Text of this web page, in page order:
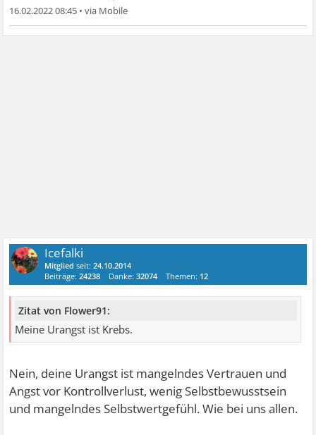
16.02.2022 08:45 •
Icefalki
Mitglied seit:24.10.2014
Beiträge:24238 Danke:32074 Themen: 12
Zitat von Flower91:
Meine Urangst ist Krebs.
Nein, deine Urangst ist mangelndes Vertrauen und
Angst vor Kontrollverlust, wenig Selbstbewusstsein
und mangelndes Selbstwertgefühl. Wie bei uns allen.